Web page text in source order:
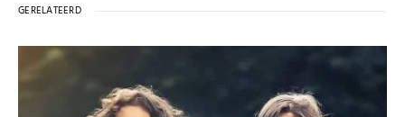
GERELATEERD